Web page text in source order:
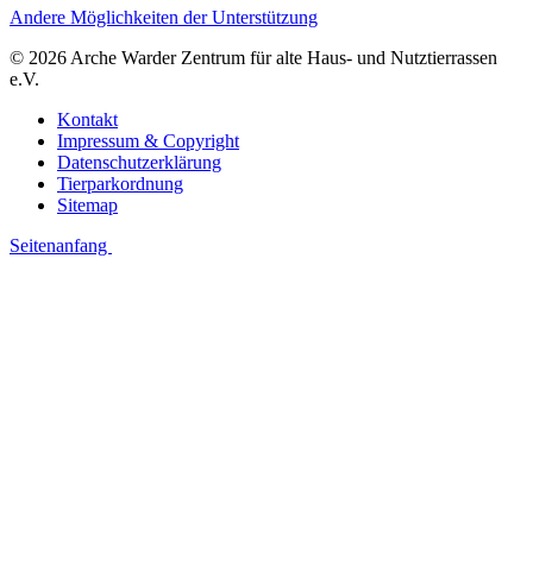
Andere Möglichkeiten der Unterstützung
© 2026 Arche Warder Zentrum für alte Haus- und Nutztierrassen
e.V.
Kontakt
Impressum & Copyright
Datenschutzerklärung
Tierparkordnung
Sitemap
Seitenanfang